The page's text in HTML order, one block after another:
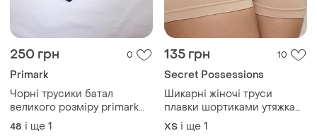
великого розміру primark
essentials 48-50 наш 56-58
48 і ще 1
Шикарні жіночі труси
плавки шортиками утяжка
утягчий бежеві 34/36
ХS і ще 1
Завантажуйте додаток
Купуйте речі і спілкуйтесь у будь-якому місці